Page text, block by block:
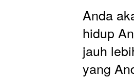
Anda
hidup
jauh
yang